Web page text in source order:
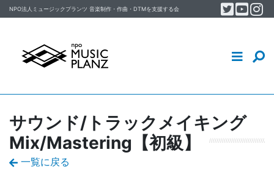
Skip to content
NPO法人ミュージックプランツ 音楽制作・作曲・DTMを支援する会 Twitter
サウンド/トラックメイキング
Mix/Mastering【初級】
一覧に戻る
スタッフ／会員ブログ